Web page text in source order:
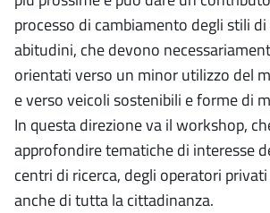
processo di cambiamento degli stili
abitudini, che devono
orientati verso un minor utilizzo del
e verso veicoli sostenibili e forme di
In questa direzione va il workshop,
approfondire tematiche di interesse
centri di ricerca, degli operatori
anche di tutta la cittadinanza.